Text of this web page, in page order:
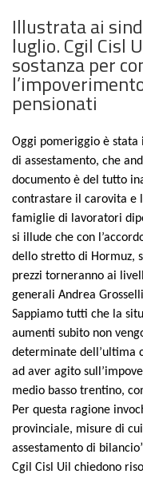
Illustrata ai
luglio. Cgil Cisl
sostanza per
pensionati
Oggi pomeriggio è stata
di assestamento, che
documento è del tutto in
contrastare il carovita e
famiglie di lavoratori
si illude che con l’acco
dello stretto di Hormuz,
prezzi torneranno ai
generali Andrea
Sappiamo tutti che la
aumenti subito non
determinate dell’ultima
ad aver agito
medio basso trentino,
Per questa ragione
provinciale, misure di
assestamento di
Cgil Cisl Uil chiedono